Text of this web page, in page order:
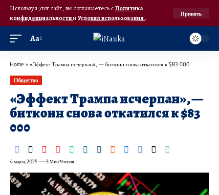
Используя этот сайт, вы соглашаетесь с Политика
конфиденциальностииУсловия использования.
Принять
Аа
Home » «Эффект Трампа исчерпан», — биткоин снова откатился к $83 000
Общество
«Эффект Трампа исчерпан», —
биткоин снова откатился к $83
000
4 марта, 2025 3 Мин Чтения